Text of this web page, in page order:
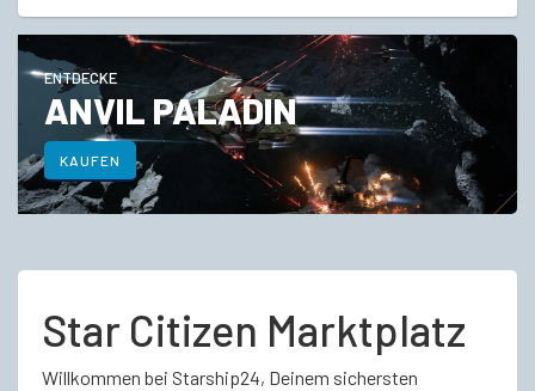
ENTDECKE
ANVIL PALADIN
KAUFEN
Star Citizen Marktplatz
Willkommen bei Starship24, Deinem sichersten